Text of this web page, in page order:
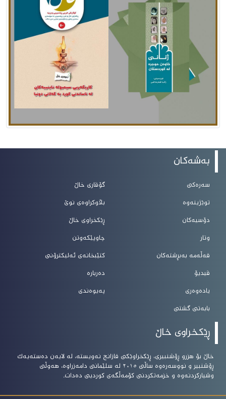
بەشەکان
سەرەکی
توێژینەوە
دۆسیەکان
وتار
گۆڤاری خاڵ
بڵاوکراوەی نوێ
ڕێکخراوی خاڵ
چاوپێکەوتن
قەڵەمە بەبڕشتەکان
ڤیدیۆ
یادەوەری
بابەتی گشتی
کتێبخانەی ئەلیکترۆنی
دەربارە
پەیوەندی
ڕێکخراوی خاڵ
خاڵ بۆ هزرو ڕۆشنبیرى، ڕێکخراوێکى قازانج نەویستە، لە لایەن دەستەیەک
ڕۆشنبیر و نووسەرەوە ساڵى ٢٠١٥ لە سلێمانى دامەزراوە، هەوڵى
وشیارکردنەوە و خزمەتکردنى کۆمەڵگەى کوردیى دەدات.